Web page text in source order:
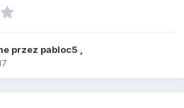
przez pabloc5